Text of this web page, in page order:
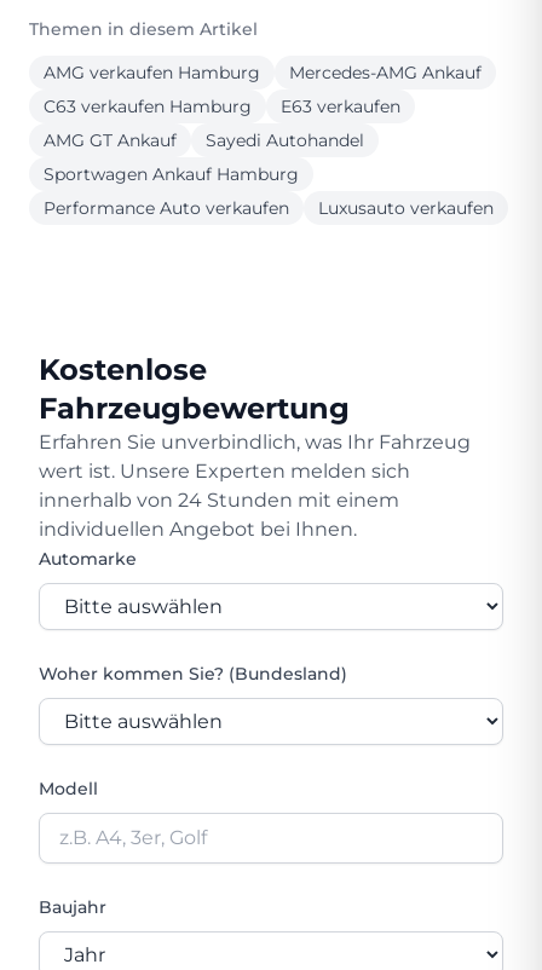
Themen in diesem Artikel
AMG verkaufen Hamburg
Mercedes-AMG Ankauf
C63 verkaufen Hamburg
E63 verkaufen
AMG GT Ankauf
Sayedi Autohandel
Sportwagen Ankauf Hamburg
Performance Auto verkaufen
Luxusauto verkaufen
Kostenlose
Fahrzeugbewertung
Erfahren Sie unverbindlich, was Ihr Fahrzeug
wert ist. Unsere Experten melden sich
innerhalb von 24 Stunden mit einem
individuellen Angebot bei Ihnen.
Automarke
Woher kommen Sie? (Bundesland)
Modell
Baujahr